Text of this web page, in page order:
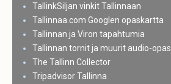
TallinkSiljan vinkit Tallinnaan
Tallinnaa.com Googlen opaskartta
Tallinnan ja Viron tapahtumia
Tallinnan tornit ja muurit audio-opas
The Tallinn Collector
Tripadvisor Tallinna